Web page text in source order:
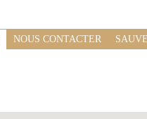
NOUS CONTACTER